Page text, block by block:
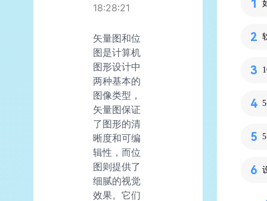
18:28:21
矢量图和位
图是计算机
图形设计中
两种基本的
图像类型，
矢量图保证
了图形的清
晰度和可编
辑性，而位
图则提供了
细腻的视觉
效果。它们